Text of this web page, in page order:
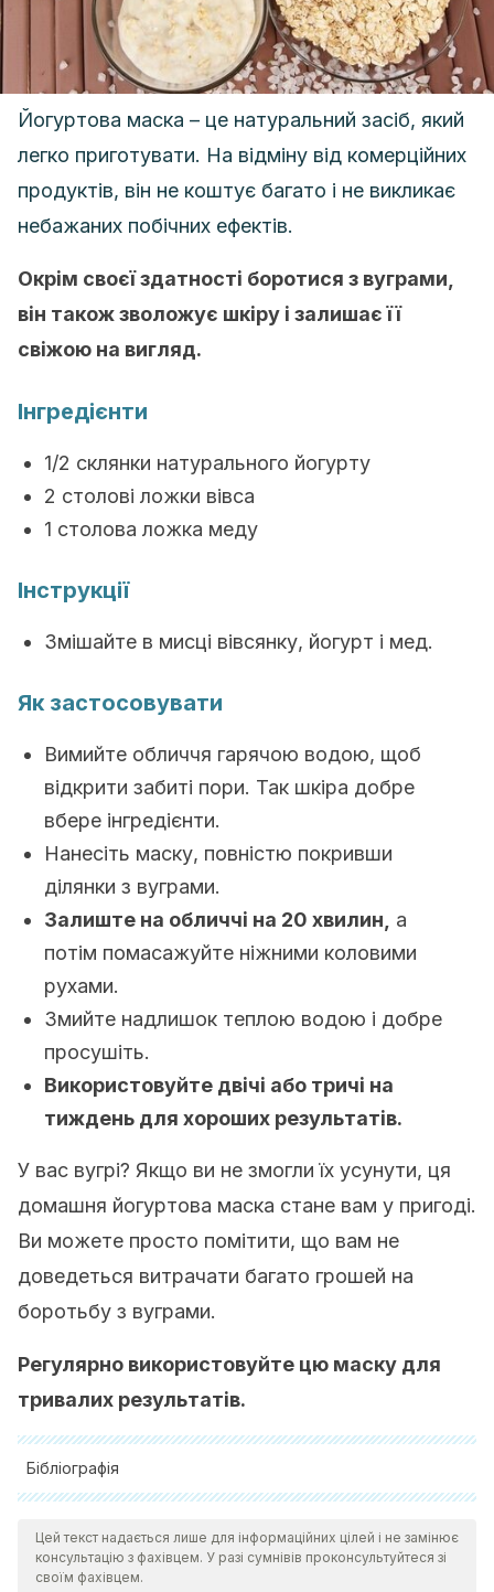
Йогуртова маска – це натуральний засіб, який
легко приготувати. На відміну від комерційних
продуктів, він не коштує багато і не викликає
небажаних побічних ефектів.
Окрім своєї здатності боротися з вуграми,
він також зволожує шкіру і залишає її
свіжою на вигляд.
Інгредієнти
1/2 склянки натурального йогурту
2 столові ложки вівса
1 столова ложка меду
Інструкції
Змішайте в мисці вівсянку, йогурт і мед.
Як застосовувати
Вимийте обличчя гарячою водою, щоб
відкрити забиті пори. Так шкіра добре
вбере інгредієнти.
Нанесіть маску, повністю покривши
ділянки з вуграми.
Залиште на обличчі на 20 хвилин,
а
потім помасажуйте ніжними коловими
рухами.
Змийте надлишок теплою водою і добре
просушіть.
Використовуйте двічі або тричі на
тиждень для хороших результатів.
У вас вугрі? Якщо ви не змогли їх усунути, ця
домашня йогуртова маска стане вам у пригоді.
Ви можете просто помітити, що вам не
доведеться витрачати багато грошей на
боротьбу з вуграми.
Регулярно використовуйте цю маску для
тривалих результатів.
Бібліографія
The benefits of probiotics go beyond improved digestion.
Elle.com [Online] Avaiable
Цей текст надається лише для інформаційних цілей і не замінює
консультацію з фахівцем. У разі сумнівів проконсультуйтеся зі
своїм фахівцем.